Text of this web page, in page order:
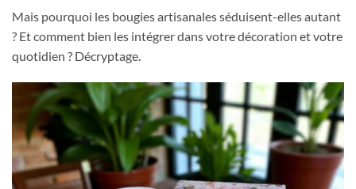
Mais pourquoi les bougies artisanales séduisent-elles autant
? Et comment bien les intégrer dans votre décoration et votre
quotidien ? Décryptage.